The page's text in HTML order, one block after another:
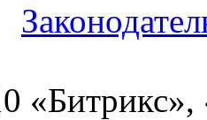
«Битрикс»,